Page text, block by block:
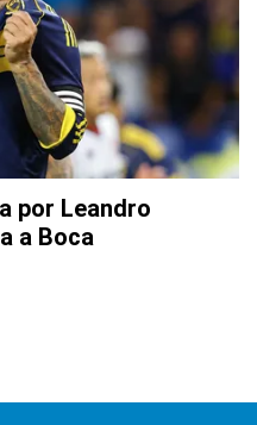
por Leandro
a Boca